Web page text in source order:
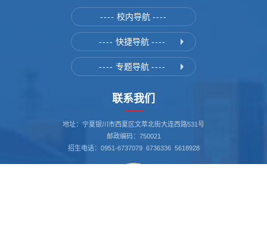
---- 校内导航 ----
---- 快捷导航 ----
---- 专题导航 ----
联系我们
地址：宁夏银川市西夏区文萃北街大连西路531号
邮政编码：750021
招生电话：0951-6737079 6736336 5618928